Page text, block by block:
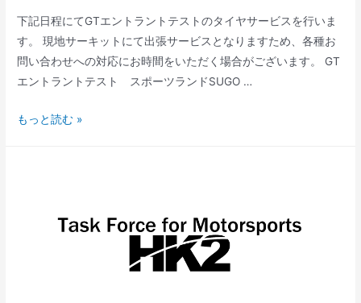
ス
に
つ
い
下記日程にてGTエントラントテストのタイヤサービスを行いま
す。 現地サーキットにて出張サービスとなりますため、各種お
問い合わせへの対応にお時間をいただく場合がございます。 GT
エントラントテスト スポーツランドSUGO …
GT
もっと読む »